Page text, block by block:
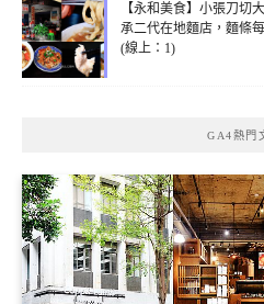
【永和美食】小張刀切
承二代在地麵店，麵條
(線上：1)
GA4熱門